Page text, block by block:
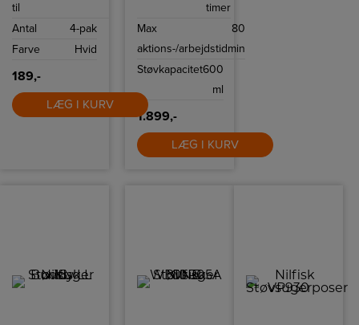
til
Antal
4-pak
Farve
Hvid
189,-
LÆG I KURV
og flytte rundt
styrker og LED
lys yder mest
komfort under
brug.
timer
Max
aktions-/arbejdstid
80
min
Støvkapacitet600
ml
1.899,-
LÆG I KURV